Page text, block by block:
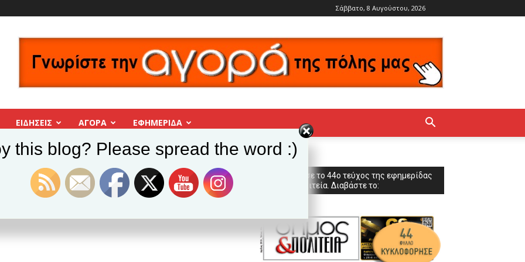
Σάββατο, 8 Αυγούστου, 2026
ΕΙΔΗΣΕΙΣ ΑΓΟΡΑ ΕΦΗΜΕΡΊΔΑ
Εργατική Πρωτομαγιά
στην Εργατική
Κυκλοφόρησε το 44ο τεύχος της εφημερίδας
Δήμος & Πολιτεία. Διαβάστε το:
this blog? Please spread the word :)